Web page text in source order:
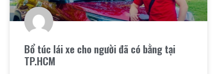
Bổ túc lái xe cho người đã có bằng tại
TP.HCM